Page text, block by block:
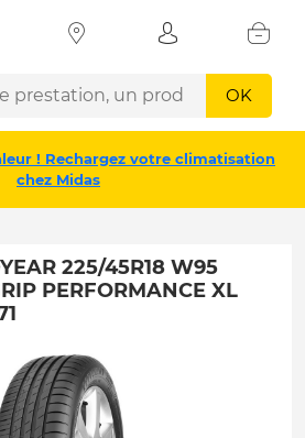
OK
! Rechargez votre climatisation
chez Midas
225/45R18 W95
PERFORMANCE XL